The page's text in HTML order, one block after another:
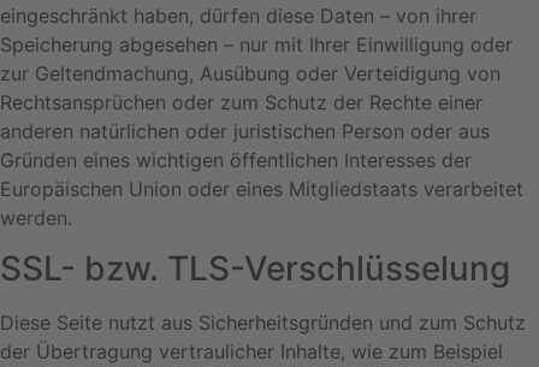
eingeschränkt haben, dürfen diese Daten – von ihrer
Speicherung abgesehen – nur mit Ihrer Einwilligung oder
zur Geltendmachung, Ausübung oder Verteidigung von
Rechtsansprüchen oder zum Schutz der Rechte einer
anderen natürlichen oder juristischen Person oder aus
Gründen eines wichtigen öffentlichen Interesses der
Europäischen Union oder eines Mitgliedstaats verarbeitet
werden.
SSL- bzw. TLS-Verschlüsselung
Diese Seite nutzt aus Sicherheitsgründen und zum Schutz
der Übertragung vertraulicher Inhalte, wie zum Beispiel